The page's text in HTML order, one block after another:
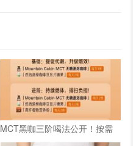
MCT黑咖三阶喝法公开！按需